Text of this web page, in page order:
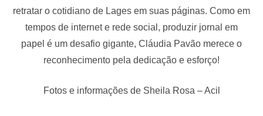
retratar o cotidiano de Lages em suas páginas. Como em
tempos de internet e rede social, produzir jornal em
papel é um desafio gigante, Cláudia Pavão merece o
reconhecimento pela dedicação e esforço!
Fotos e informações de Sheila Rosa – Acil